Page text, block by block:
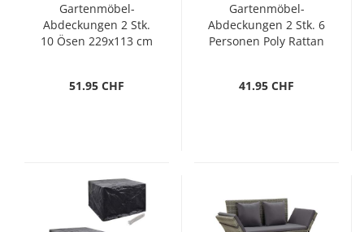
Gartenmöbel-
Abdeckungen 2 Stk.
10 Ösen 229x113 cm
51.95 CHF
Gartenmöbel-
Abdeckungen 2 Stk. 6
Personen Poly Rattan
41.95 CHF